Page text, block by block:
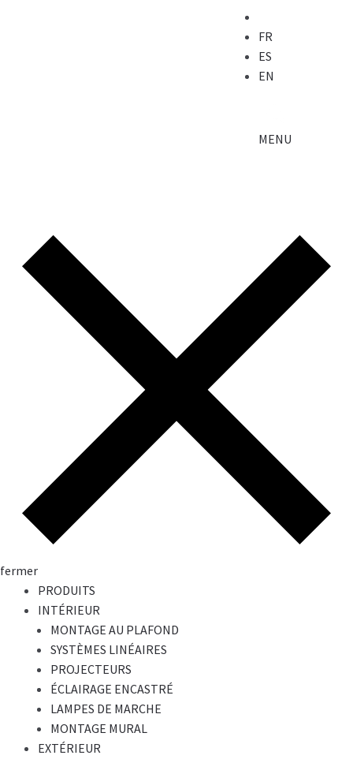
FR
ES
EN
MENU
fermer
PRODUITS
INTÉRIEUR
MONTAGE AU PLAFOND
SYSTÈMES LINÉAIRES
PROJECTEURS
ÉCLAIRAGE ENCASTRÉ
LAMPES DE MARCHE
MONTAGE MURAL
EXTÉRIEUR